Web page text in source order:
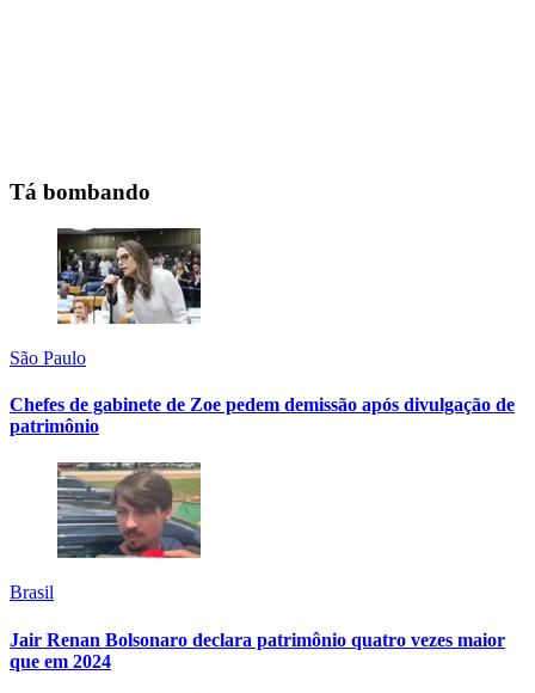
Tá bombando
São Paulo
Chefes de gabinete de Zoe pedem demissão após divulgação de
patrimônio
Brasil
Jair Renan Bolsonaro declara patrimônio quatro vezes maior
que em 2024